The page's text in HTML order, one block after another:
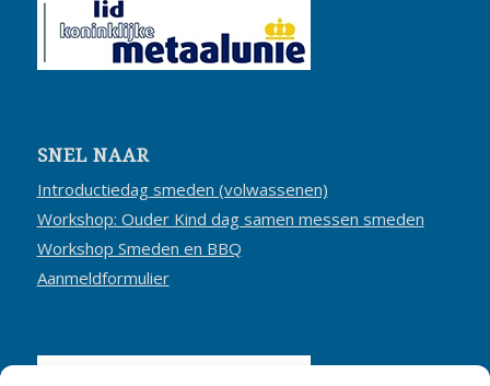
SNEL NAAR
Introductiedag smeden (volwassenen)
Workshop: Ouder Kind dag samen messen smeden
Workshop Smeden en BBQ
Aanmeldformulier